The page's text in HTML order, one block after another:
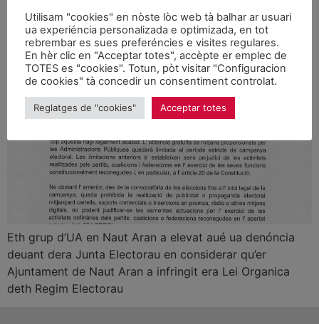
Eth grup d’UA en Naut Aran a elevat aué ua denóncia
deuant dera Junta Electorau en considerar qu’er
Ajuntament de Naut Aran a infringit era Lei Organica
deth Regim Electorau
Utilisam "cookies" en nòste lòc web tà balhar ar usuari
ua experiéncia personalizada e optimizada, en tot
rebrembar es sues preferéncies e visites regulares.
En hèr clic en "Acceptar totes", accèpte er emplec de
TOTES es "cookies". Totun, pòt visitar "Configuracion
de cookies" tà concedir un consentiment controlat.
Reglatges de "cookies" Acceptar totes